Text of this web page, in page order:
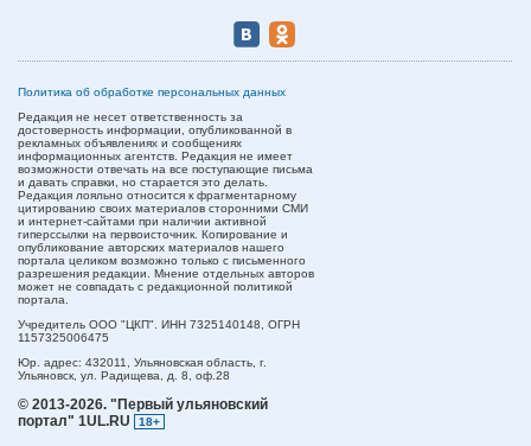
Политика об обработке персональных данных
Редакция не несет ответственность за
достоверность информации, опубликованной в
рекламных объявлениях и сообщениях
информационных агентств. Редакция не имеет
возможности отвечать на все поступающие письма
и давать справки, но старается это делать.
Редакция лояльно относится к фрагментарному
цитированию своих материалов сторонними СМИ
и интернет-сайтами при наличии активной
гиперссылки на первоисточник. Копирование и
опубликование авторских материалов нашего
портала целиком возможно только с письменного
разрешения редакции. Мнение отдельных авторов
может не совпадать с редакционной политикой
портала.
Учредитель ООО "ЦКП". ИНН 7325140148, ОГРН
1157325006475
Юр. адрес: 432011, Ульяновская область, г.
Ульяновск, ул. Радищева, д. 8, оф.28
© 2013-2026. "Первый ульяновский
портал" 1UL.RU
18+